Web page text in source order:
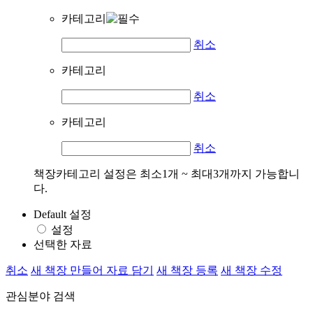
카테고리
취소
카테고리
취소
카테고리
취소
책장카테고리 설정은 최소1개 ~ 최대3개까지 가능합니
다.
Default 설정
설정
선택한 자료
취소 새 책장 만들어 자료 담기 새 책장 등록 새 책장 수정
관심분야 검색